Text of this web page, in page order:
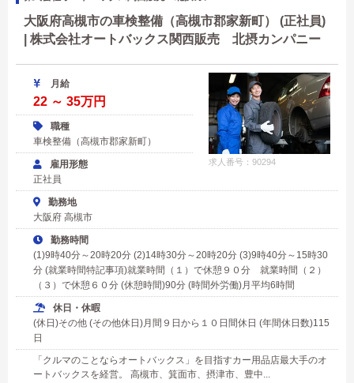
大阪府高槻市の車検整備（高槻市郡家新町） (正社員)
| 株式会社オートバックス関西販売 北摂カンパニー
求人番号：90294
月給
22 ～ 35万円
職種
車検整備（高槻市郡家新町）
雇用形態
正社員
勤務地
大阪府 高槻市
勤務時間
(1)9時40分～20時20分 (2)14時30分～20時20分 (3)9時40分～15時30
分 (就業時間特記事項)就業時間（１）で休憩９０分 就業時間（２）
（３）で休憩６０分 (休憩時間)90分 (時間外労働)月平均6時間
休日・休暇
(休日)その他 (その他休日)月間９日から１０日間休日 (年間休日数)115
日
「クルマのことならオートバックス」を目指すカー用品店最大手のオ
ートバックスを経営。 高槻市、箕面市、摂津市、豊中...